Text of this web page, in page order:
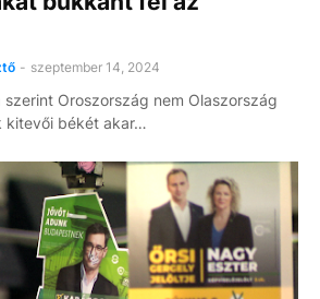
- szeptember 14, 2024
Oroszország nem Olaszország
kitevői békét akar…